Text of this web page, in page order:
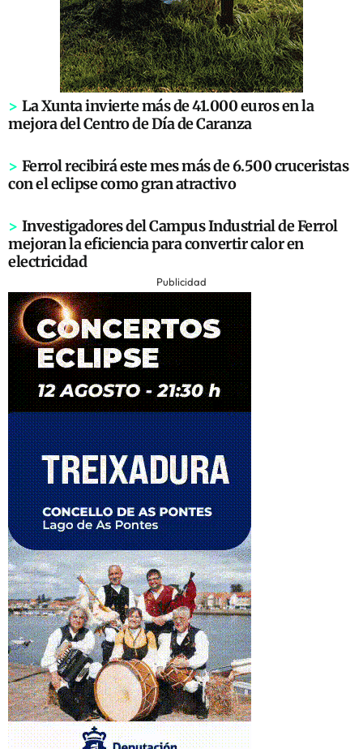
> La Xunta invierte más de 41.000 euros en la
mejora del Centro de Día de Caranza
> Ferrol recibirá este mes más de 6.500 cruceristas
con el eclipse como gran atractivo
> Investigadores del Campus Industrial de Ferrol
mejoran la eficiencia para convertir calor en
electricidad
Publicidad